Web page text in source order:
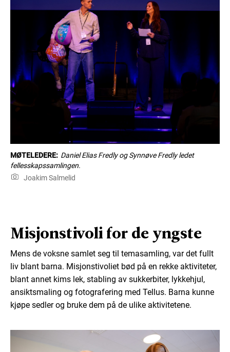
MØTELEDERE: Daniel Elias Fredly og Synnøve Fredly ledet
fellesskapssamlingen.
Joakim Salmelid
Misjonstivoli for de yngste
Mens de voksne samlet seg til temasamling, var det fullt
liv blant barna. Misjonstivoliet bød på en rekke aktiviteter,
blant annet kims lek, stabling av sukkerbiter, lykkehjul,
ansiktsmaling og fotografering med Tellus. Barna kunne
kjøpe sedler og bruke dem på de ulike aktivitetene.